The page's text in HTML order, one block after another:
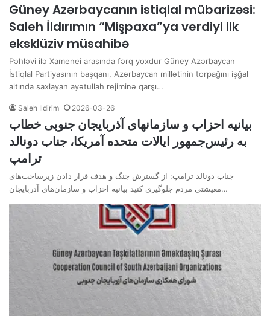
Güney Azərbaycanın istiqlal mübarizəsi:
Saleh İldırımın “Mişpaxa”ya verdiyi ilk
eksklüziv müsahibə
Pəhləvi ilə Xamenei arasında fərq yoxdur Güney Azərbaycan
İstiqlal Partiyasının başqanı, Azərbaycan millətinin torpağını işğal
altında saxlayan ayətullah rejiminə qarşı…
Saleh Ildirim 2026-03-26
بیانیه احزاب و سازمانهای آذربایجان جنوبی خطاب
به رئیس‌جمهور ایالات متحده آمریکا، جناب دونالد
ترامپ
جناب دونالد ترامپ: از گسترش جنگ و هدف قرار دادن زیرساخت‌های
معیشتی مردم جلوگیری کنید بیانیه احزاب و سازمان‌های آذربایجان…